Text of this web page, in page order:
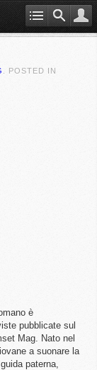
. POSTED IN
è
pubblicate sul
Mag. Nato nel
a suonare la
paterna,